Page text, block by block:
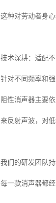
这种对劳动者身
技术深耕：适配
针对不同频率和
阻性消声器主要
来反射声波，对
我们的研发团队
每一款消声器都